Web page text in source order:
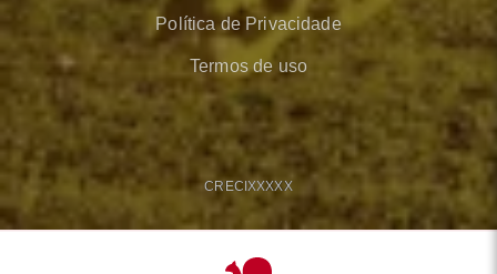
Política de Privacidade
Termos de uso
CRECIXXXXX